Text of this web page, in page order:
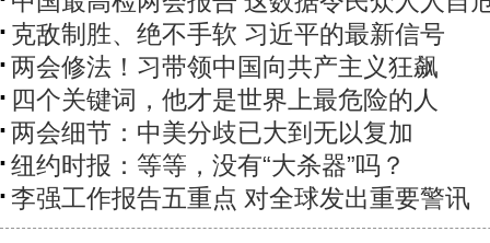
克敌制胜、绝不手软 习近平的最新信号
两会修法！习带领中国向共产主义狂飙
四个关键词，他才是世界上最危险的人
两会细节：中美分歧已大到无以复加
纽约时报：等等，没有“大杀器”吗？
李强工作报告五重点 对全球发出重要警讯